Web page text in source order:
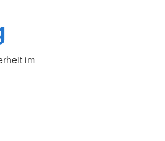
im